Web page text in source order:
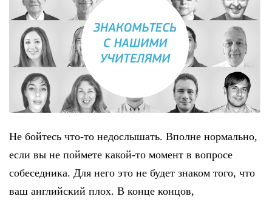
Не бойтесь что-то недослышать. Вполне нормально,
если вы не поймете какой-то момент в вопросе
собеседника. Для него это не будет знаком того, что
ваш английский плох. В конце концов,